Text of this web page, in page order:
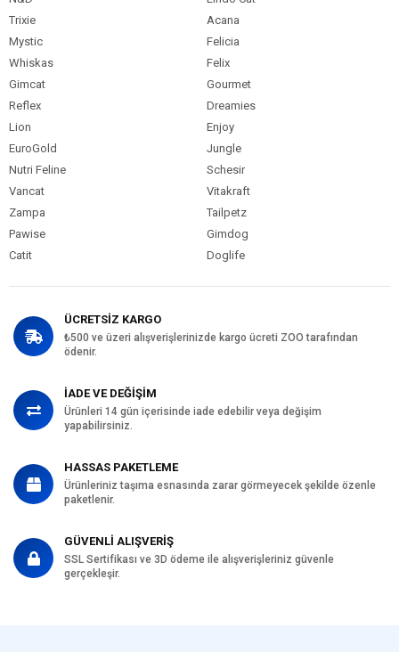
Trixie
Acana
Mystic
Felicia
Whiskas
Felix
Gimcat
Gourmet
Reflex
Dreamies
Lion
Enjoy
EuroGold
Jungle
Nutri Feline
Schesir
Vancat
Vitakraft
Zampa
Tailpetz
Pawise
Gimdog
Catit
Doglife
ÜCRETSİZ KARGO
₺500 ve üzeri alışverişlerinizde kargo ücreti ZOO tarafından
ödenir.
İADE VE DEĞİŞİM
Ürünleri 14 gün içerisinde iade edebilir veya değişim
yapabilirsiniz.
HASSAS PAKETLEME
Ürünleriniz taşıma esnasında zarar görmeyecek şekilde özenle
paketlenir.
GÜVENLİ ALIŞVERİŞ
SSL Sertifikası ve 3D ödeme ile alışverişleriniz güvenle
gerçekleşir.